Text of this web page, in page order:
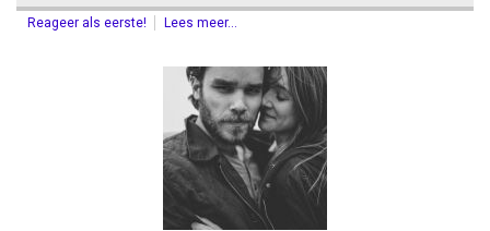
Reageer als eerste! Lees meer...